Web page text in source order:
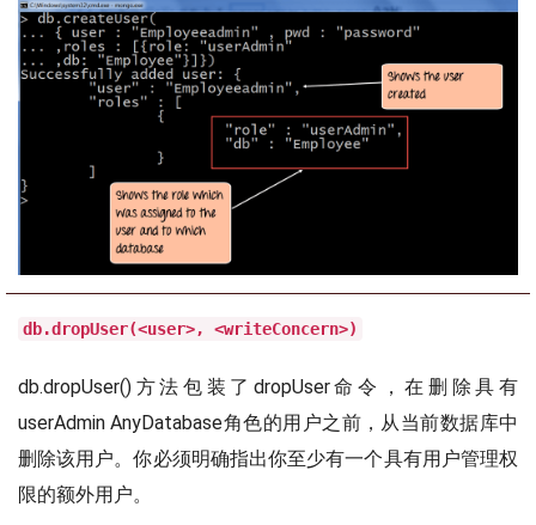
db.dropUser(<user>, <writeConcern>)
db.dropUser()方法包装了dropUser命令，在删除具有
userAdmin AnyDatabase角色的用户之前，从当前数据库中
删除该用户。你必须明确指出你至少有一个具有用户管理权
限的额外用户。